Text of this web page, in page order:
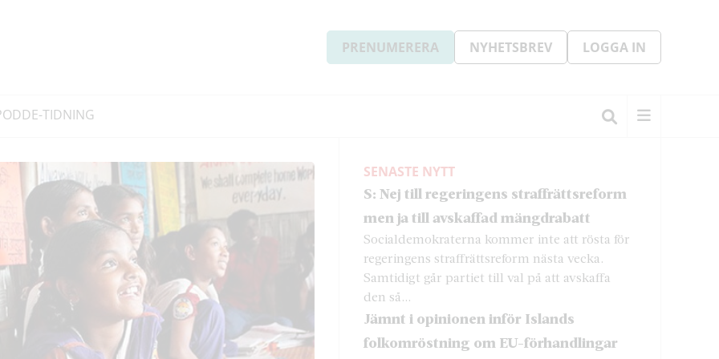
PRENUMERERA NYHETSBREV LOGGA IN
E-TIDNING
SENASTE NYTT
S: Nej till regeringens straffrättsreform
men ja till avskaffad mängdrabatt
Socialdemokraterna kommer inte att rösta för
regeringens straffrättsreform nästa vecka.
Samtidigt går partiet till val på att avskaffa
den så...
Jämnt i opinionen inför Islands
folkomröstning om EU-förhandlingar